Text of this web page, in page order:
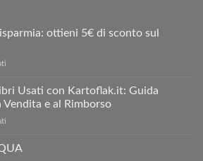
ottieni 5€ di sconto sul
e
Risparmia:
sconto
Usati con Kartoflak.it: Guida
Vendita e al Rimborso
i